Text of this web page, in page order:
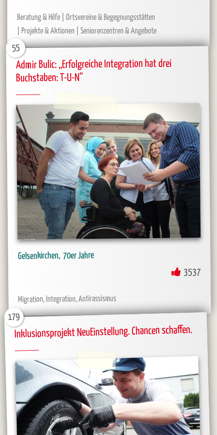
Beratung & Hilfe Ortsvereine & Begegnungsstätten
Projekte & Aktionen Seniorenzentren & Angebote
Admir Bulic: „Erfolgreiche Integration hat drei
Buchstaben: T-U-N“
55
Gelsenkirchen 70er Jahre
3537
Migration, Integration, Antirassismus
Inklusionsprojekt NeuEinstellung. Chancen schaffen.
179